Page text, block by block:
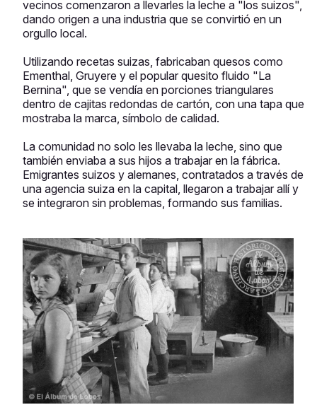
vecinos comenzaron a llevarles la leche a "los suizos",
dando origen a una industria que se convirtió en un
orgullo local.
Utilizando recetas suizas, fabricaban quesos como
Ementhal, Gruyere y el popular quesito fluido "La
Bernina", que se vendía en porciones triangulares
dentro de cajitas redondas de cartón, con una tapa que
mostraba la marca, símbolo de calidad.
La comunidad no solo les llevaba la leche, sino que
también enviaba a sus hijos a trabajar en la fábrica.
Emigrantes suizos y alemanes, contratados a través de
una agencia suiza en la capital, llegaron a trabajar allí y
se integraron sin problemas, formando sus familias.